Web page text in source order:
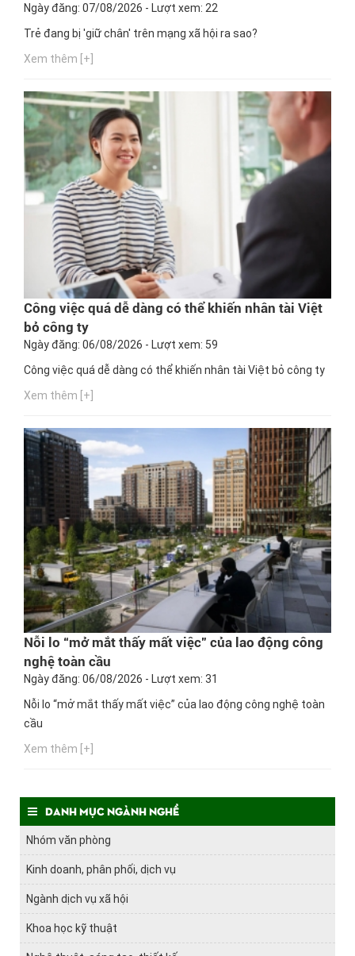
Ngày đăng: 07/08/2026 - Lượt xem: 22
Trẻ đang bị 'giữ chân' trên mạng xã hội ra sao?
Xem thêm [+]
Công việc quá dễ dàng có thể khiến nhân tài Việt
bỏ công ty
Ngày đăng: 06/08/2026 - Lượt xem: 59
Công việc quá dễ dàng có thể khiến nhân tài Việt bỏ công ty
Xem thêm [+]
Nỗi lo “mở mắt thấy mất việc” của lao động công
nghệ toàn cầu
Ngày đăng: 06/08/2026 - Lượt xem: 31
Nỗi lo “mở mắt thấy mất việc” của lao động công nghệ toàn
cầu
Xem thêm [+]
Danh mục ngành nghề
Nhóm văn phòng
Kinh doanh, phân phối, dịch vụ
Ngành dịch vụ xã hội
Khoa học kỹ thuật